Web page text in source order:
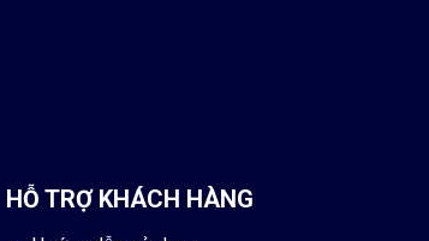
HỖ TRỢ KHÁCH HÀNG